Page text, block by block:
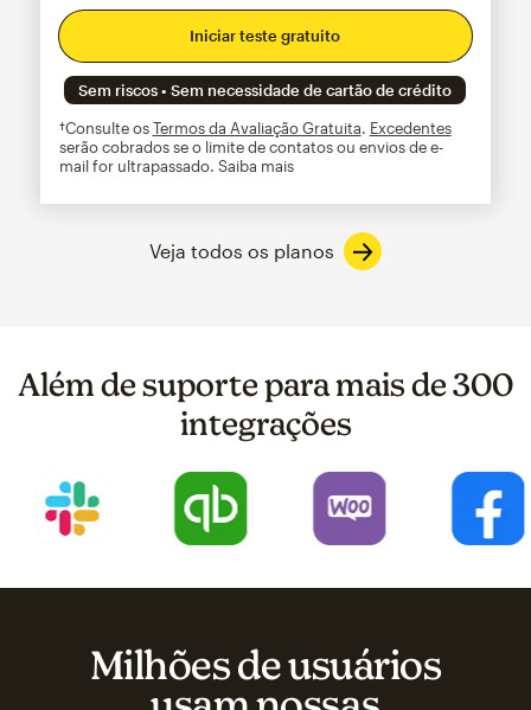
Iniciar teste gratuito
Sem riscos • Sem necessidade de cartão de crédito
†Consulte osTermos da Avaliação Gratuita. Excedentes
serão cobrados se o limite de contatos ou envios de e-
mail for ultrapassado. Saiba mais
Veja todos os planos
Além de suporte para mais de 300
integrações
Milhões de usuários